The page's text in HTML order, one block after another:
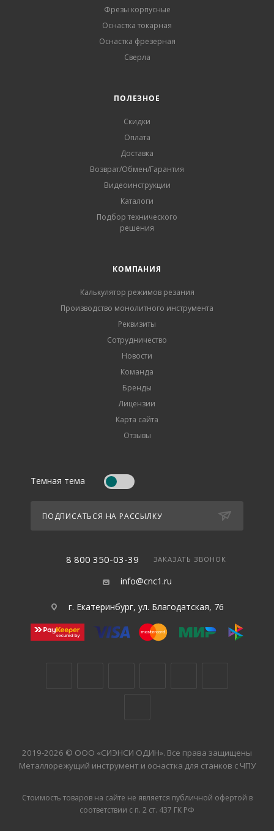
Фрезы корпусные
Оснастка токарная
Оснастка фрезерная
Сверла
ПОЛЕЗНОЕ
Скидки
Оплата
Доставка
Возврат/Обмен/Гарантия
Видеоинструкции
Каталоги
Подбор технического
решения
КОМПАНИЯ
Калькулятор режимов резания
Производство монолитного инструмента
Реквизиты
Сотрудничество
Новости
Команда
Бренды
Лицензии
Карта сайта
Отзывы
Темная тема
ПОДПИСАТЬСЯ НА РАССЫЛКУ
8 800 350-03-39 ЗАКАЗАТЬ ЗВОНОК
info@cnc1.ru
г. Екатеринбург, ул. Благодатская, 76
2019-2026 © ООО «СИЭНСИ ОДИН». Все права защищены
Металлорежущий инструмент и оснастка для станков с ЧПУ
Стоимость товаров на сайте не является публичной офертой в
соответствии с п. 2 ст. 437 ГК РФ